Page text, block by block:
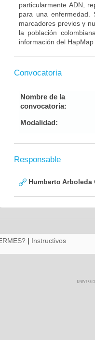
particularmente ADN,
para una enfermedad.
marcadores previos y
la población
información del
Convocatoria
Nombre de la
convocatoria:
Modalidad:
Responsable
Humberto Arboleda
| Instructivos